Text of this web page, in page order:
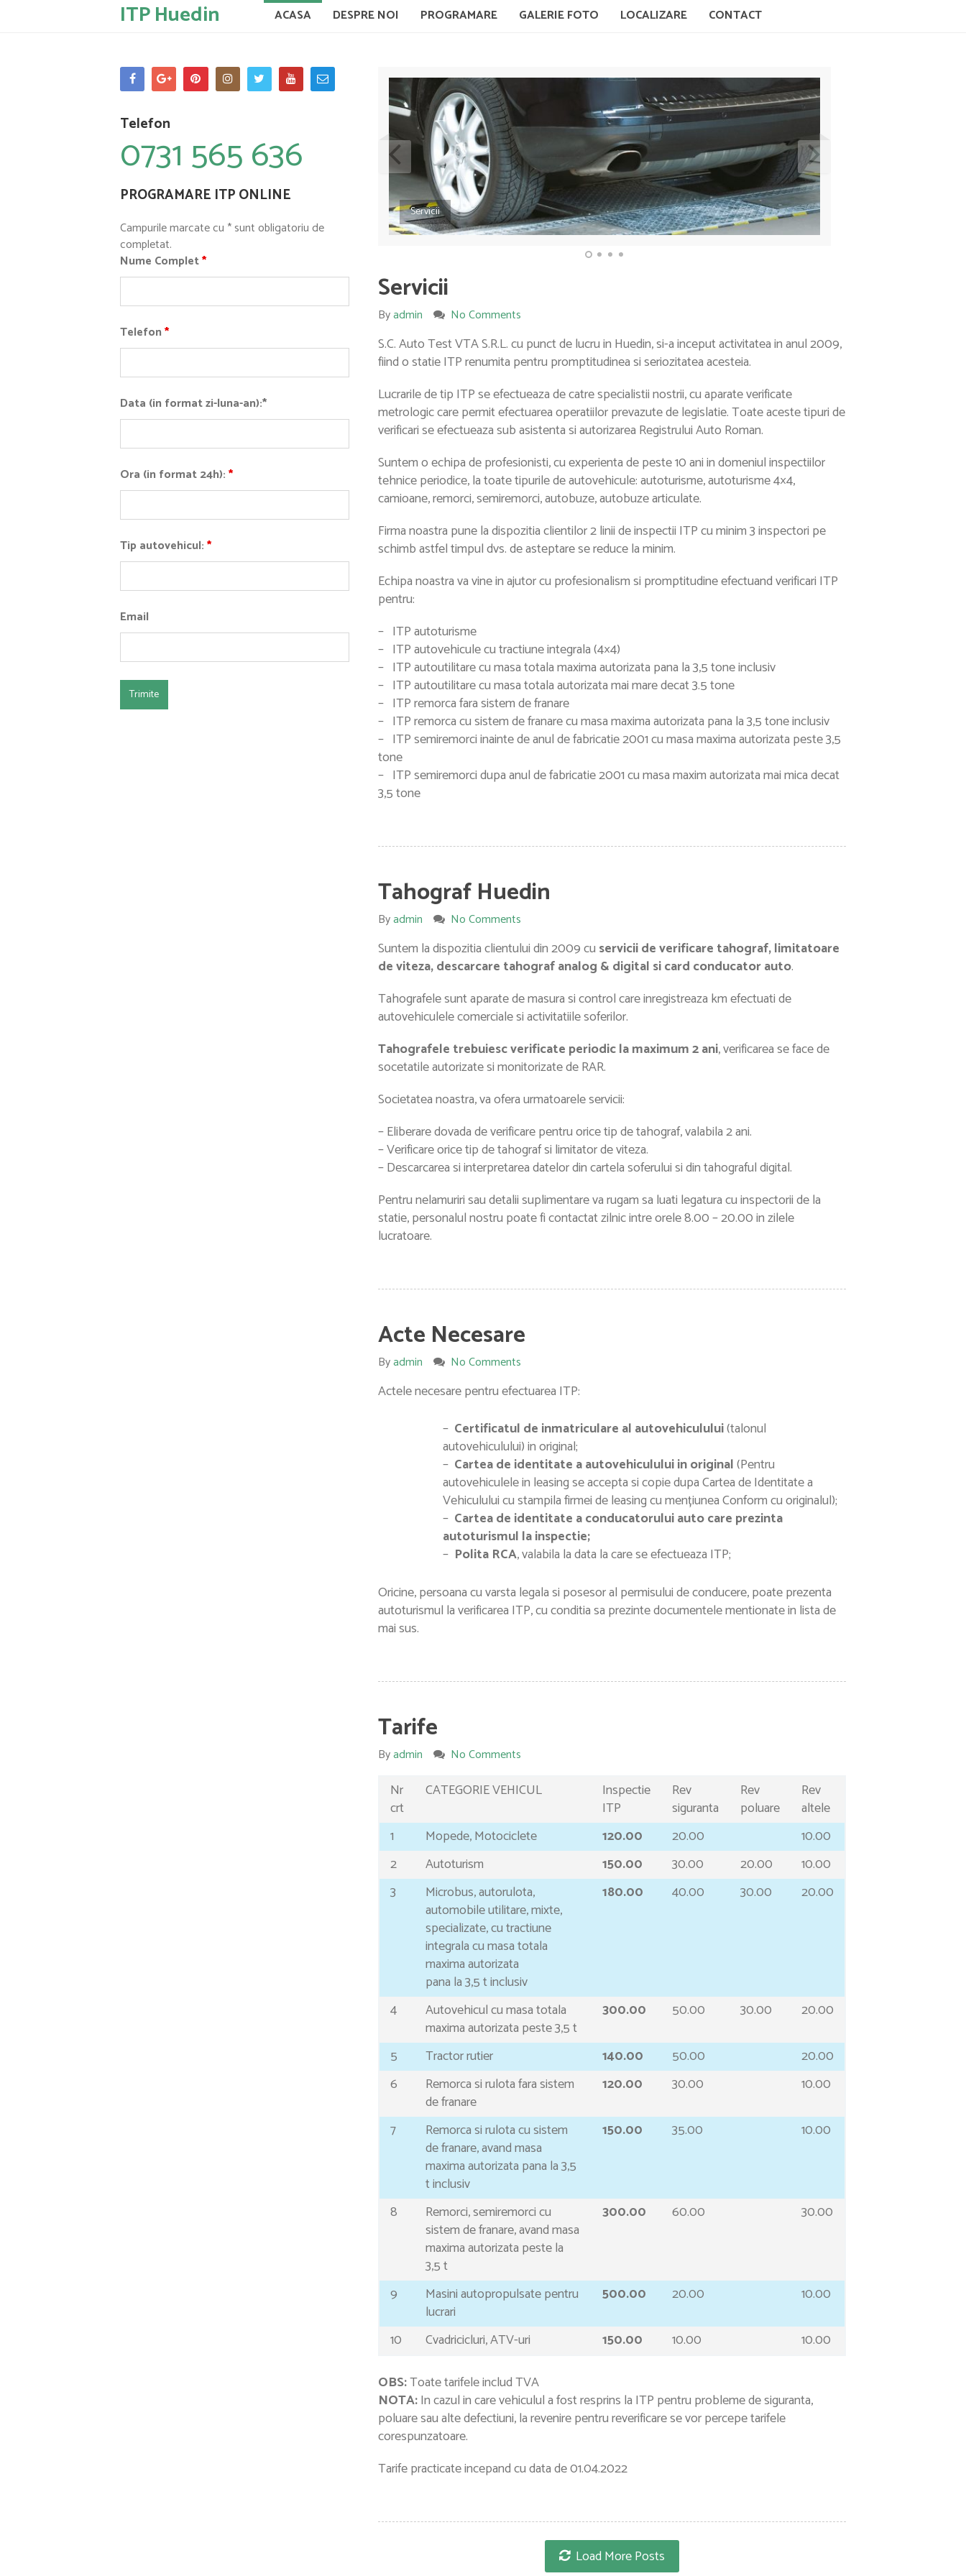
ITP Huedin ACASA DESPRE NOI PROGRAMARE GALERIE FOTO LOCALIZARE CONTACT
Servicii
Tahograf Huedin
Servicii
Byadmin No Comments
S.C. Auto Test VTA S.R.L. cu punct de lucru in Huedin, si-a inceput activitatea in anul 2009,
fiind o statie ITP renumita pentru promptitudinea si seriozitatea acesteia.
Lucrarile de tip ITP se efectueaza de catre specialistii nostrii, cu aparate verificate
metrologic care permit efectuarea operatiilor prevazute de legislatie. Toate aceste tipuri de
verificari se efectueaza sub asistenta si autorizarea Registrului Auto Roman.
Suntem o echipa de profesionisti, cu experienta de peste 10 ani in domeniul inspectiilor
tehnice periodice, la toate tipurile de autovehicule: autoturisme, autoturisme 4×4,
camioane, remorci, semiremorci, autobuze, autobuze articulate.
Firma noastra pune la dispozitia clientilor 2 linii de inspectii ITP cu minim 3 inspectori pe
schimb astfel timpul dvs. de asteptare se reduce la minim.
Echipa noastra va vine in ajutor cu profesionalism si promptitudine efectuand verificari ITP
pentru:
– ITP autoturisme
– ITP autovehicule cu tractiune integrala (4×4)
– ITP autoutilitare cu masa totala maxima autorizata pana la 3,5 tone inclusiv
– ITP autoutilitare cu masa totala autorizata mai mare decat 3.5 tone
– ITP remorca fara sistem de franare
– ITP remorca cu sistem de franare cu masa maxima autorizata pana la 3,5 tone inclusiv
– ITP semiremorci inainte de anul de fabricatie 2001 cu masa maxima autorizata peste 3,5
tone
– ITP semiremorci dupa anul de fabricatie 2001 cu masa maxim autorizata mai mica decat
3,5 tone
Tahograf Huedin
Byadmin No Comments
Suntem la dispozitia clientului din 2009 cu servicii de verificare tahograf, limitatoare
de viteza, descarcare tahograf analog & digital si card conducator auto.
Tahografele sunt aparate de masura si control care inregistreaza km efectuati de
autovehiculele comerciale si activitatiile soferilor.
Tahografele trebuiesc verificate periodic la maximum 2 ani, verificarea se face de
socetatile autorizate si monitorizate de RAR.
Societatea noastra, va ofera urmatoarele servicii:
– Eliberare dovada de verificare pentru orice tip de tahograf, valabila 2 ani.
– Verificare orice tip de tahograf si limitator de viteza.
– Descarcarea si interpretarea datelor din cartela soferului si din tahograful digital.
Pentru nelamuriri sau detalii suplimentare va rugam sa luati legatura cu inspectorii de la
statie, personalul nostru poate fi contactat zilnic intre orele 8.00 – 20.00 in zilele
lucratoare.
Acte Necesare
Byadmin No Comments
Actele necesare pentru efectuarea ITP:
– Certificatul de inmatriculare al autovehiculului(talonul
autovehiculului) in original;
– Cartea de identitate a autovehiculului in original(Pentru
autovehiculele in leasing se accepta si copie dupa Cartea de Identitate a
Vehiculului cu stampila firmei de leasing cu mențiunea Conform cu originalul);
– Cartea de identitate a conducatorului auto care prezinta
autoturismul la inspectie;
– Polita RCA, valabila la data la care se efectueaza ITP;
Oricine, persoana cu varsta legala si posesor al permisului de conducere, poate prezenta
autoturismul la verificarea ITP, cu conditia sa prezinte documentele mentionate in lista de
mai sus.
Tarife
Byadmin No Comments
Nr
crt
CATEGORIE VEHICUL
Inspectie
ITP
Rev
siguranta
Rev
poluare
Rev
altele
1
Mopede, Motociclete 120.00 20.00
10.00
2
Autoturism 150.00 30.00 20.00
10.00
3
Microbus, autorulota,
automobile utilitare, mixte,
specializate, cu tractiune
integrala cu masa totala
maxima autorizata
pana la 3,5 t inclusiv
180.00 40.00 30.00 20.00
4
Autovehicul cu masa totala
maxima autorizata peste 3,5 t
300.00 50.00 30.00 20.00
5 Tractor rutier 140.00 50.00
20.00
6
Remorca si rulota fara sistem
de franare
120.00 30.00 10.00
7
Remorca si rulota cu sistem
de franare, avand masa
maxima autorizata pana la 3,5
t inclusiv
150.00 35.00 10.00
8
Remorci, semiremorci cu
sistem de franare, avand masa
maxima autorizata peste la
3,5 t
300.00 60.00 30.00
9
Masini autopropulsate pentru
lucrari
500.00 20.00 10.00
10 Cvadricicluri, ATV-uri 150.00 10.00
10.00
OBS:Toate tarifele includ TVA
NOTA:In cazul in care vehiculul a fost resprins la ITP pentru probleme de siguranta,
poluare sau alte defectiuni, la revenire pentru reverificare se vor percepe tarifele
corespunzatoare.
Tarife practicate incepand cu data de 01.04.2022
Load More Posts
Telefon
0731 565 636
PROGRAMARE ITP ONLINE
Campurile marcate cu * sunt obligatoriu de
completat.
Nume Complet*
Telefon*
Data (in format zi-luna-an):*
Ora (in format 24h):*
Tip autovehicul:*
Email